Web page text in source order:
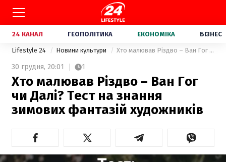
24 КАНАЛ ГЕОПОЛІТИКА ЕКОНОМІКА БІЗНЕС
Lifestyle 24 Новини культури Хто малював Різдво – Ван Гог чи Далі? Тест на знання зимових фантазій художників
30 грудня, 20:01 1
Хто малював Різдво – Ван Гог
чи Далі? Тест на знання
зимових фантазій художників